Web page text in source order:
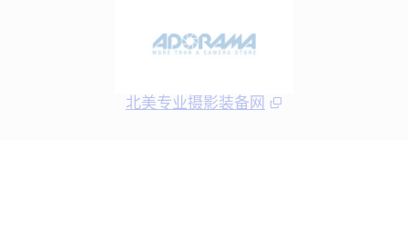
北美专业摄影装备网